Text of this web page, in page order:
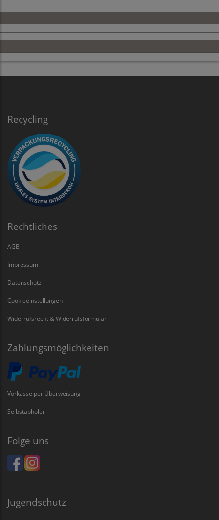
Recycling
Rechtliches
AGB
Impressum
Datenschutz
Cookieeinstellungen
Widerrufsrecht & Widerrufsformular
Zahlungsmöglichkeiten
Vorkasse per Überweisung
Selbstabholer
Folge uns
Jugendschutz